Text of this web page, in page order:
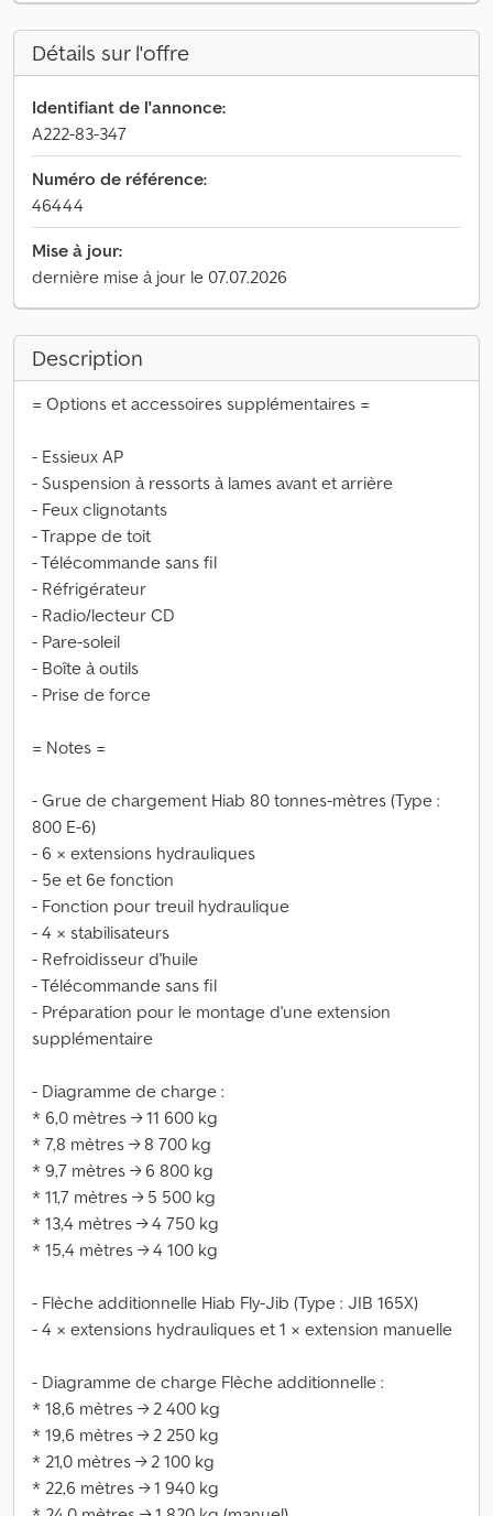
Détails sur l'offre
Identifiant de l'annonce:
A222-83-347
Numéro de référence:
46444
Mise à jour:
dernière mise à jour le 07.07.2026
Description
= Options et accessoires supplémentaires =
- Essieux AP
- Suspension à ressorts à lames avant et arrière
- Feux clignotants
- Trappe de toit
- Télécommande sans fil
- Réfrigérateur
- Radio/lecteur CD
- Pare-soleil
- Boîte à outils
- Prise de force
= Notes =
- Grue de chargement Hiab 80 tonnes-mètres (Type :
800 E-6)
- 6 × extensions hydrauliques
- 5e et 6e fonction
- Fonction pour treuil hydraulique
- 4 × stabilisateurs
- Refroidisseur d'huile
- Télécommande sans fil
- Préparation pour le montage d'une extension
supplémentaire
- Diagramme de charge :
* 6,0 mètres → 11 600 kg
* 7,8 mètres → 8 700 kg
* 9,7 mètres → 6 800 kg
* 11,7 mètres → 5 500 kg
* 13,4 mètres → 4 750 kg
* 15,4 mètres → 4 100 kg
- Flèche additionnelle Hiab Fly-Jib (Type : JIB 165X)
- 4 × extensions hydrauliques et 1 × extension manuelle
- Diagramme de charge Flèche additionnelle :
* 18,6 mètres → 2 400 kg
* 19,6 mètres → 2 250 kg
* 21,0 mètres → 2 100 kg
* 22,6 mètres → 1 940 kg